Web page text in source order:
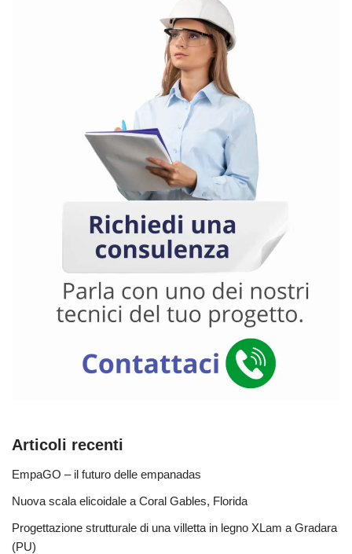
Articoli recenti
EmpaGO – il futuro delle empanadas
Nuova scala elicoidale a Coral Gables, Florida
Progettazione strutturale di una villetta in legno XLam a Gradara
(PU)